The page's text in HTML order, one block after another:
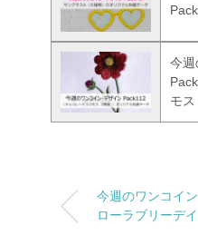
今週
モ
今週のワンコイ
ローラブリーデ